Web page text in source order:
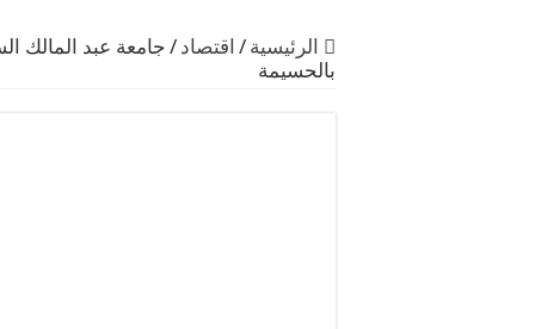
أمن ميناء طنجة المتوسط يحبط
الرئيسية / اقتصاد / جامعة عبد المالك
بالحسيمة